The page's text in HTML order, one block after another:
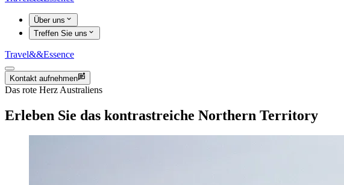
Über uns
Treffen Sie uns
Travel&&Essence
Kontakt aufnehmen
Das rote Herz Australiens
Erleben Sie das kontrastreiche Northern Territory